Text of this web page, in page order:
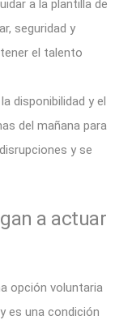
a la plantilla de
seguridad y
el talento
disponibilidad y el
del mañana para
y se
a actuar
opción voluntaria
es una condición